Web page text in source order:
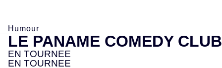
Humour
LE PANAME COMEDY CLUB
EN TOURNEE
EN TOURNEE